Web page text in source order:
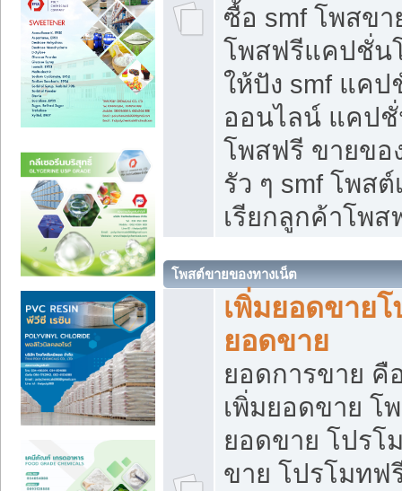
ซื้อ smf โพสข
โพสฟรีแคปชั่น
ให้ปัง smf แค
ออนไลน์ แคป
โพสฟรี ขายขอ
รัว ๆ smf โพส
เรียกลูกค้าโพส
โพสต์ขายของทางเน็ต
เพิ่มยอดขาย
ยอดขาย
ยอดการขาย คื
เพิ่มยอดขาย โ
ยอดขาย โปรโ
ขาย โปรโมทฟ